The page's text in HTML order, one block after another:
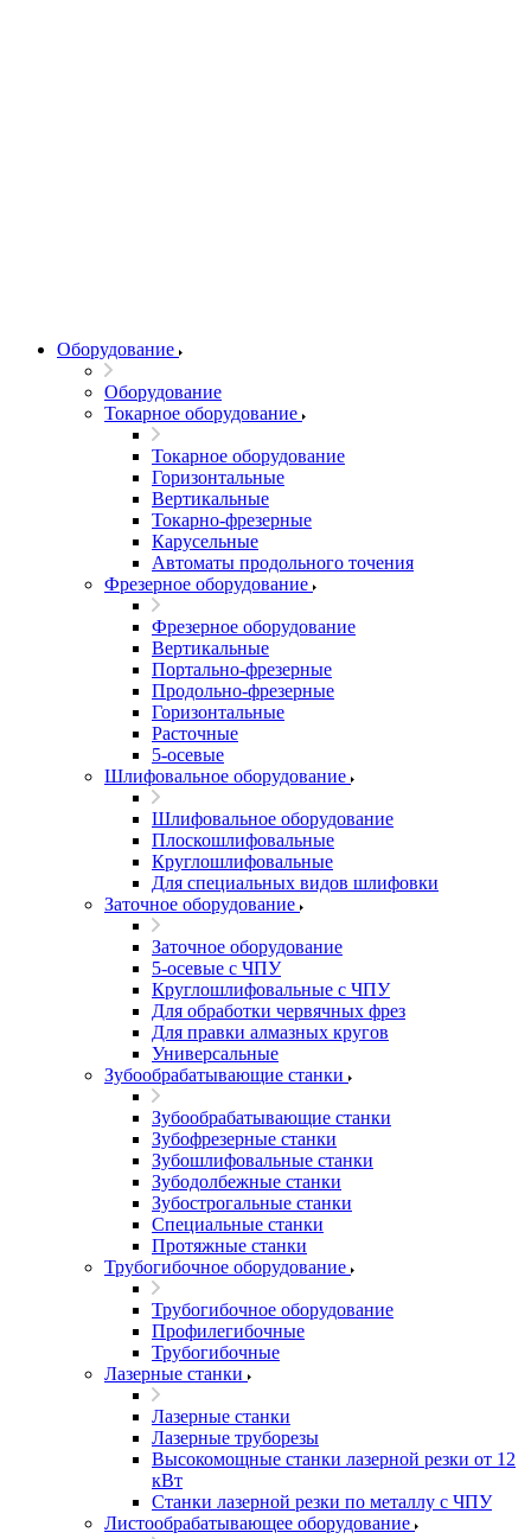
Оборудование
Оборудование
Токарное оборудование
Токарное оборудование
Горизонтальные
Вертикальные
Токарно-фрезерные
Карусельные
Автоматы продольного точения
Фрезерное оборудование
Фрезерное оборудование
Вертикальные
Портально-фрезерные
Продольно-фрезерные
Горизонтальные
Расточные
5-осевые
Шлифовальное оборудование
Шлифовальное оборудование
Плоскошлифовальные
Круглошлифовальные
Для специальных видов шлифовки
Заточное оборудование
Заточное оборудование
5-осевые с ЧПУ
Круглошлифовальные с ЧПУ
Для обработки червячных фрез
Для правки алмазных кругов
Универсальные
Зубообрабатывающие станки
Зубообрабатывающие станки
Зубофрезерные станки
Зубошлифовальные станки
Зубодолбежные станки
Зубострогальные станки
Специальные станки
Протяжные станки
Трубогибочное оборудование
Трубогибочное оборудование
Профилегибочные
Трубогибочные
Лазерные станки
Лазерные станки
Лазерные труборезы
Высокомощные станки лазерной резки от 12
кВт
Станки лазерной резки по металлу с ЧПУ
Листообрабатывающее оборудование